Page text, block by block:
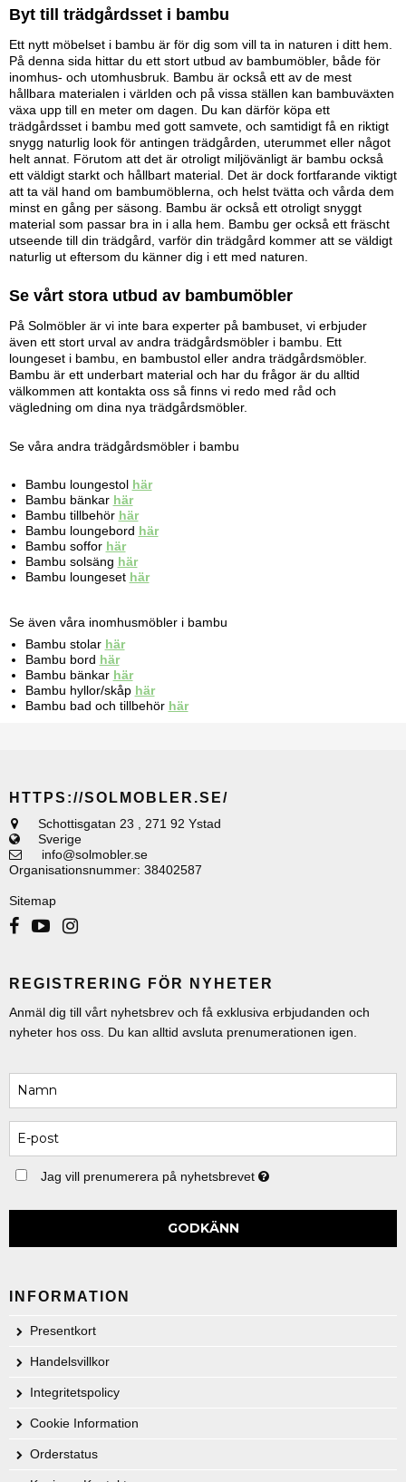
Byt till trädgårdsset i bambu
Ett nytt möbelset i bambu är för dig som vill ta in naturen i ditt hem.
På denna sida hittar du ett stort utbud av bambumöbler, både för
inomhus- och utomhusbruk. Bambu är också ett av de mest
hållbara materialen i världen och på vissa ställen kan bambuväxten
växa upp till en meter om dagen. Du kan därför köpa ett
trädgårdsset i bambu med gott samvete, och samtidigt få en riktigt
snygg naturlig look för antingen trädgården, uterummet eller något
helt annat. Förutom att det är otroligt miljövänligt är bambu också
ett väldigt starkt och hållbart material. Det är dock fortfarande viktigt
att ta väl hand om bambumöblerna, och helst tvätta och vårda dem
minst en gång per säsong. Bambu är också ett otroligt snyggt
material som passar bra in i alla hem. Bambu ger också ett fräscht
utseende till din trädgård, varför din trädgård kommer att se väldigt
naturlig ut eftersom du känner dig i ett med naturen.
Se vårt stora utbud av bambumöbler
På Solmöbler är vi inte bara experter på bambuset, vi erbjuder
även ett stort urval av andra trädgårdsmöbler i bambu. Ett
loungeset i bambu, en bambustol eller andra trädgårdsmöbler.
Bambu är ett underbart material och har du frågor är du alltid
välkommen att kontakta oss så finns vi redo med råd och
vägledning om dina nya trädgårdsmöbler.
Se våra andra trädgårdsmöbler i bambu
Bambu loungestol här
Bambu bänkar här
Bambu tillbehör här
Bambu loungebord här
Bambu soffor här
Bambu solsäng här
Bambu loungeset här
Se även våra inomhusmöbler i bambu
Bambu stolar här
Bambu bord här
Bambu bänkar här
Bambu hyllor/skåp här
Bambu bad och tillbehör här
HTTPS://SOLMOBLER.SE/
Schottisgatan 23
271 92 Ystad
Sverige
info@solmobler.se
Organisationsnummer: 38402587
Sitemap
REGISTRERING FÖR NYHETER
Anmäl dig till vårt nyhetsbrev och få exklusiva erbjudanden och
nyheter hos oss. Du kan alltid avsluta prenumerationen igen.
Jag vill prenumerera på nyhetsbrevet
GODKÄNN
INFORMATION
Presentkort
Handelsvillkor
Integritetspolicy
Cookie Information
Orderstatus